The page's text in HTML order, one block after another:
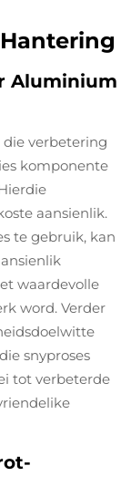
Aluminium
verbetering
komponente
aansienlik.
te gebruik, kan
waardevolle
word. Verder
snyproses
tot verbeterde